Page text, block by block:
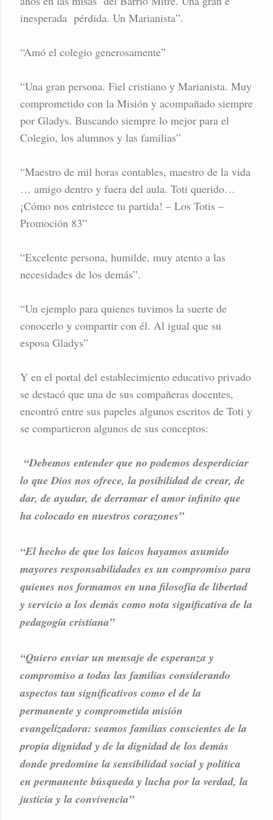
inesperada pérdida. Un Marianista”.
“Amó el colegio generosamente”
“Una gran persona. Fiel cristiano y Marianista. Muy
comprometido con la Misión y acompañado siempre
por Gladys. Buscando siempre lo mejor para el
Colegio, los alumnos y las familias”
“Maestro de mil horas contables, maestro de la vida
… amigo dentro y fuera del aula. Toti querido…
¡Cómo nos entristece tu partida! – Los Totis –
Promoción 83”
“Excelente persona, humilde, muy atento a las
necesidades de los demás”.
“Un ejemplo para quienes tuvimos la suerte de
conocerlo y compartir con él. Al igual que su
esposa Gladys”
Y en el portal del establecimiento educativo privado
se destacó que una de sus compañeras docentes,
encontró entre sus papeles algunos escritos de Toti y
se compartieron algunos de sus conceptos:
“Debemos entender que no podemos desperdiciar
lo que Dios nos ofrece, la posibilidad de crear, de
dar, de ayudar, de derramar el amor infinito que
ha colocado en nuestros corazones”
“El hecho de que los laicos hayamos asumido
mayores responsabilidades es un compromiso para
quienes nos formamos en una filosofía de libertad
y servicio a los demás como nota significativa de la
pedagogía cristiana”
“Quiero enviar un mensaje de esperanza y
compromiso a todas las familias considerando
aspectos tan significativos como el de la
permanente y comprometida misión
evangelizadora: seamos familias conscientes de la
propia dignidad y de la dignidad de los demás
donde predomine la sensibilidad social y política
en permanente búsqueda y lucha por la verdad, la
justicia y la convivencia”